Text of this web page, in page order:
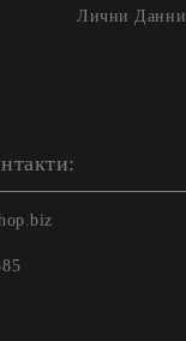
Лични Данни